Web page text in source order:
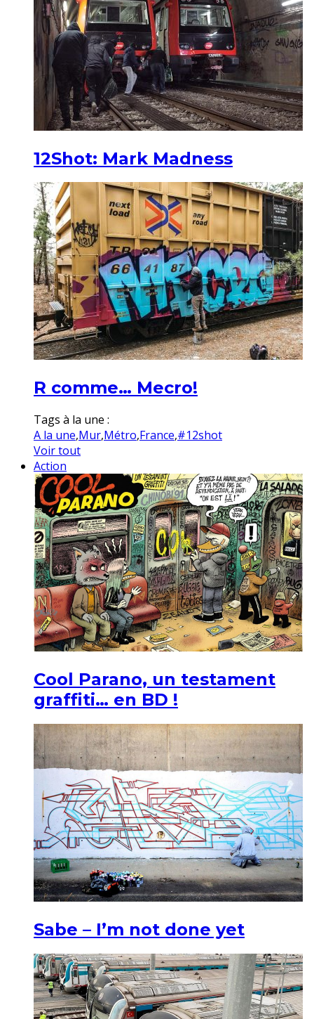
12Shot: Mark Madness
R comme… Mecro!
Tags à la une :
A la une,Mur,Métro,France,#12shot
Voir tout
Action
Cool Parano, un testament
graffiti… en BD !
Sabe – I’m not done yet